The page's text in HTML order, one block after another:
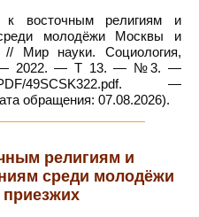
к восточным религиям и
молодёжи Москвы и
Мир науки. Социология,
— 2022. — Т 13. — №3. —
49SCSK322.pdf. —
обращения: 07.08.2026).
религиям и
среди молодёжи